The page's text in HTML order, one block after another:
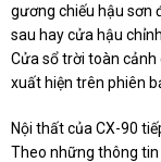
gương chiếu hậu sơn
sau hay cửa hậu
Cửa sổ trời toàn
xuất hiện trên phiên
Nội thất của CX-90
Theo những thông